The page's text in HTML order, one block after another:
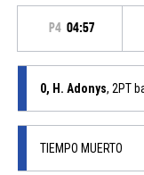
P4 04:57
0, H. Adonys, 2PT
TIEMPO MUERTO